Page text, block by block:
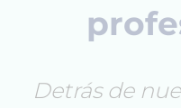
Detrás de